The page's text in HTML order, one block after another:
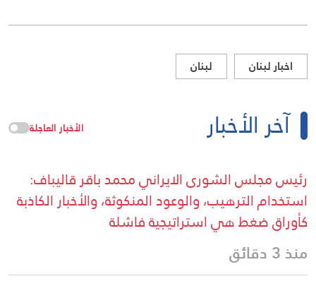
اخبار لبنان لبنان
آخر الأخبار الأخبار العاجلة
رئيس مجلس الشورى الايراني محمد باقر قاليباف:
استخدام الترهيب، والوعود المنكوثة، والأخبار الكاذبة
كأوراق ضغط هي استراتيجية فاشلة
منذ 3 دقائق